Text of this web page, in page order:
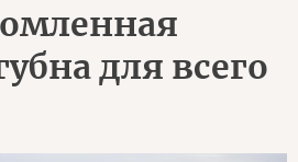
для всего